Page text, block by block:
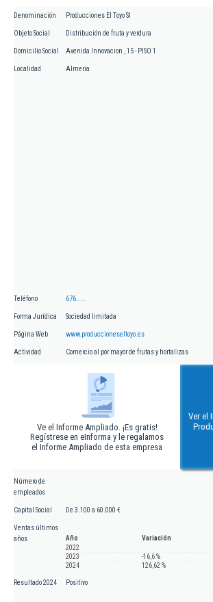
Denominación Producciones El Toyo Sl
Objeto Social Distribución de fruta y verdura
Domicilio Social Avenida Innovacion , 15 - PISO 1
Localidad Almeria
Teléfono 676.....
Forma Jurídica Sociedad limitada
Página Web www.produccioneseltoyo.es
Actividad Comercio al por mayor de frutas y hortalizas
Ve el Informe Ampliado. ¡Es gratis!
Regístrese en eInforma y le regalamos
el Informe Ampliado de esta empresa
Ver el
Número de
empleados
Capital Social De 3.100 a 60.000 €
Ventas últimos
años
Año
Variación
2022
2023
-16,6 %
2024
126,62 %
Resultado 2024 Positivo